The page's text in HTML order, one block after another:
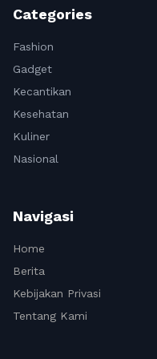
Categories
Fashion
Gadget
Kecantikan
Kesehatan
Kuliner
Nasional
Navigasi
Home
Berita
Kebijakan Privasi
Tentang Kami